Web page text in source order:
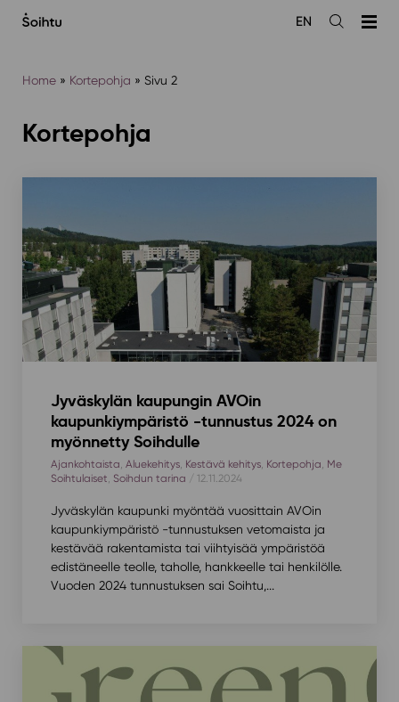
sisältöön
Avaa
EN
Home» Kortepohja » Sivu 2
Kortepohja
Jyväskylän kaupungin AVOin
kaupunkiympäristö -tunnustus 2024 on
myönnetty Soihdulle
Ajankohtaista, Aluekehitys, Kestävä kehitys, Kortepohja, Me
Soihtulaiset, Soihdun tarina / 12.11.2024
Jyväskylän kaupunki myöntää vuosittain AVOin
kaupunkiympäristö -tunnustuksen vetomaista ja
kestävää rakentamista tai viihtyisää ympäristöä
edistäneelle teolle, taholle, hankkeelle tai henkilölle.
Vuoden 2024 tunnustuksen sai Soihtu,...